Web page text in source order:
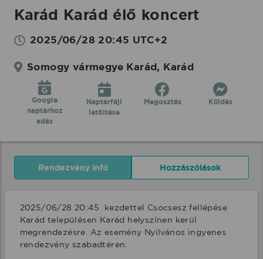
Karád Karád élő koncert
2025/06/28 20:45 UTC+2
Somogy vármegye Karád, Karád
Google
naptárhoz
adás
Naptárfájl
letöltése
Megosztás Küldés
Rendezvény infó Hozzászólások
2025/06/28 20:45  kezdettel Csocsesz fellépése
Karád településen Karád helyszínen kerül
megrendezésre. Az esemény Nyilvános ingyenes
rendezvény szabadtéren.